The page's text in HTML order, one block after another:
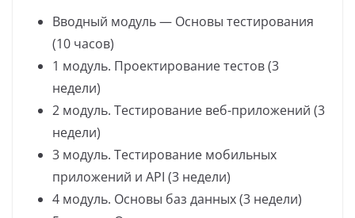
Вводный модуль — Основы тестирования
(10 часов)
1 модуль. Проектирование тестов (3
недели)
2 модуль. Тестирование веб-приложений (3
недели)
3 модуль. Тестирование мобильных
приложений и API (3 недели)
4 модуль. Основы баз данных (3 недели)